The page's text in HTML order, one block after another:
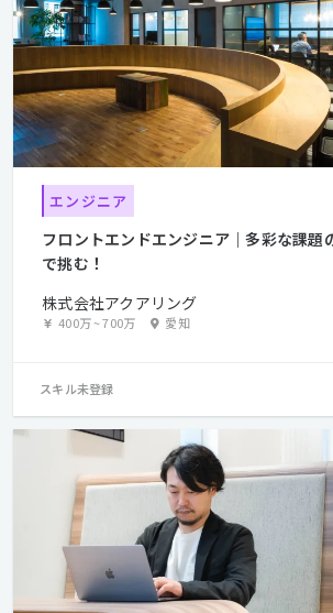
エンジニア
フロントエンドエンジニア｜多彩な課題
で挑む！
株式会社アクアリング
400万~700万 愛知
スキル未登録